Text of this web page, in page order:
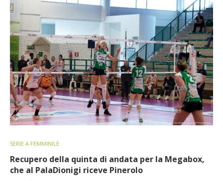
SERIE A FEMMINILE
Recupero della quinta di andata per la Megabox,
che al PalaDionigi riceve Pinerolo